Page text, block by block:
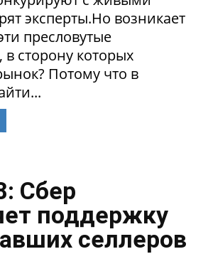
эксперты.Но возникает
пресловутые
в сторону которых
Потому что в
Сбер
поддержку
селлеров